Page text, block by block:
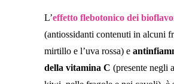
L’effetto flebotonico dei
(antiossidanti contenuti in alcuni
mirtillo e l’uva rossa) e
della vitamina C (presente negli